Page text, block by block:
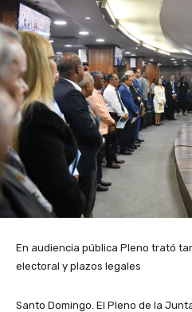
En audiencia pública Pleno trató
electoral y plazos legales
Santo Domingo. El Pleno de la